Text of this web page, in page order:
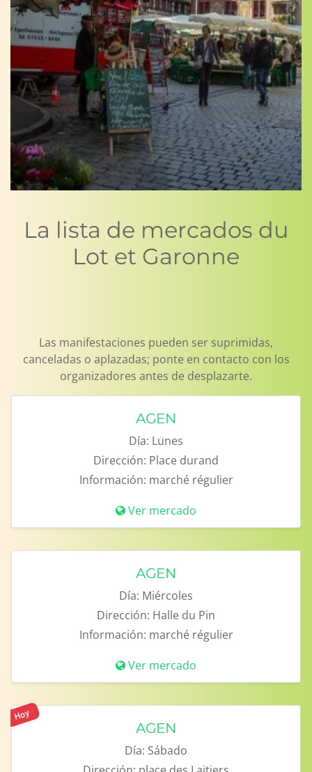
La lista de mercados du
Lot et Garonne
Las manifestaciones pueden ser suprimidas,
canceladas o aplazadas; ponte en contacto con los
organizadores antes de desplazarte.
AGEN
Día: Lunes
Dirección: Place durand
Información: marché régulier
Ver mercado
AGEN
Día: Miércoles
Dirección: Halle du Pin
Información: marché régulier
Ver mercado
Hoy
AGEN
Día: Sábado